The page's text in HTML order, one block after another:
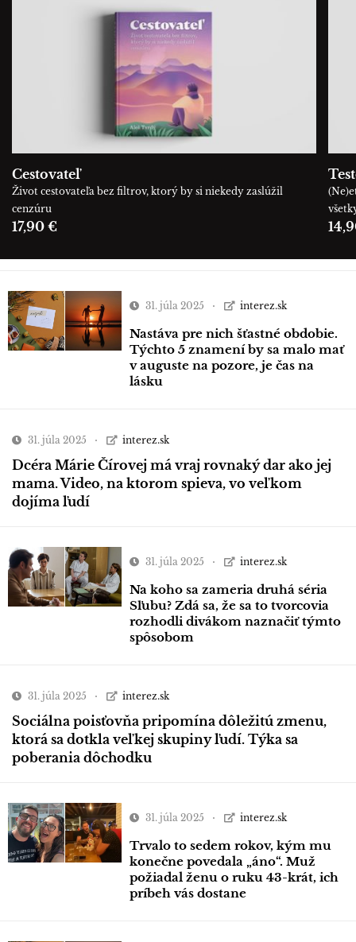
Cestovateľ
Život cestovateľa bez filtrov, ktorý by si niekedy zaslúžil
cenzúru
17,90 €
31. júla 2025 interez.sk
Nastáva pre nich šťastné obdobie.
Týchto 5 znamení by sa malo mať
v auguste na pozore, je čas na
lásku
31. júla 2025 interez.sk
Dcéra Márie Čírovej má vraj rovnaký dar ako jej
mama. Video, na ktorom spieva, vo veľkom
dojíma ľudí
31. júla 2025 interez.sk
Na koho sa zameria druhá séria
Sľubu? Zdá sa, že sa to tvorcovia
rozhodli divákom naznačiť týmto
spôsobom
31. júla 2025 interez.sk
Sociálna poisťovňa pripomína dôležitú zmenu,
ktorá sa dotkla veľkej skupiny ľudí. Týka sa
poberania dôchodku
31. júla 2025 interez.sk
Trvalo to sedem rokov, kým mu
konečne povedala „áno“. Muž
požiadal ženu o ruku 43-krát, ich
príbeh vás dostane